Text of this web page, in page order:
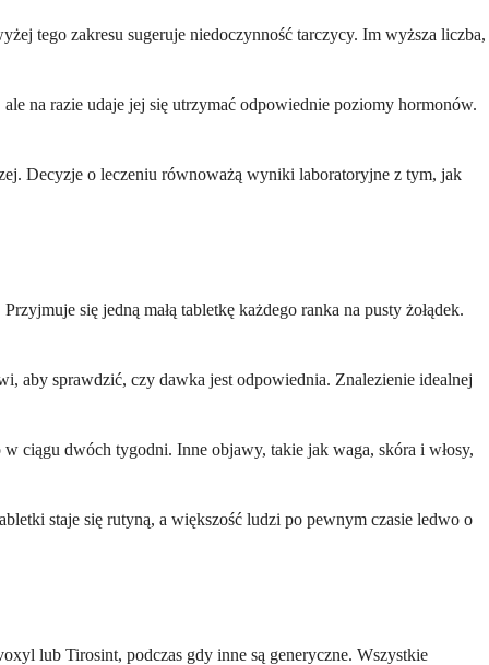
tego zakresu sugeruje niedoczynność tarczycy. Im wyższa liczba,
na razie udaje jej się utrzymać odpowiednie poziomy hormonów.
Decyzje o leczeniu równoważą wyniki laboratoryjne z tym, jak
się jedną małą tabletkę każdego ranka na pusty żołądek.
aby sprawdzić, czy dawka jest odpowiednia. Znalezienie idealnej
ciągu dwóch tygodni. Inne objawy, takie jak waga, skóra i włosy,
staje się rutyną, a większość ludzi po pewnym czasie ledwo o
lub Tirosint, podczas gdy inne są generyczne. Wszystkie